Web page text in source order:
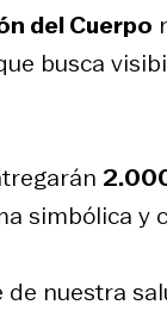
del Cuerpo
busca
simbólica y
nuestra